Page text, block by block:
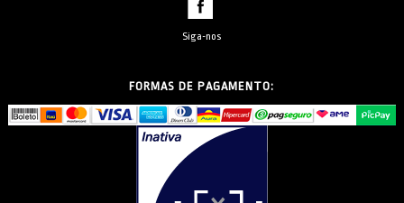
Siga-nos
FORMAS DE PAGAMENTO: